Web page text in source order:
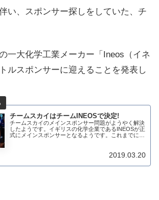
い、スポンサー探しをしていた、チ
一大化学工業メーカー「Ineos（イネ
ルスポンサーに迎えることを発表し
チームスカイはチームINEOSで決定!
チームスカイのメインスポンサー問題がようやく解決
したようです。イギリスの化学企業であるINEOSが正
式にメインスポンサーとなるようです。これまでにも
2019.03.20